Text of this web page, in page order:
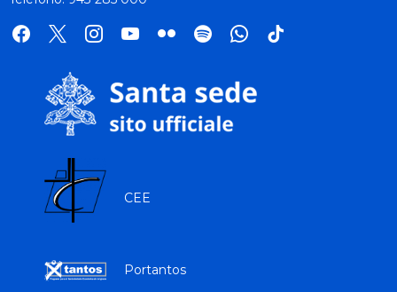
facebook
x instagramyoutube
flickr spotifywhatsapp
tik
CEE
Portantos